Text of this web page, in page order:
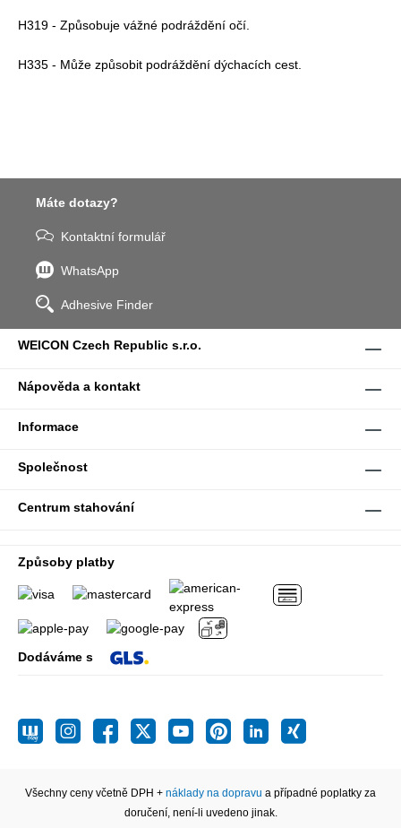
H319 - Způsobuje vážné podráždění očí.
H335 - Může způsobit podráždění dýchacích cest.
Máte dotazy?
Kontaktní formulář
WhatsApp
Adhesive Finder
WEICON Czech Republic s.r.o.
Nápověda a kontakt
Informace
Společnost
Centrum stahování
Způsoby platby
Dodáváme s
Všechny ceny včetně DPH + náklady na dopravu a případné poplatky za
doručení, není-li uvedeno jinak.